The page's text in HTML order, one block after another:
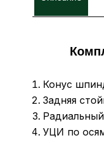
Конус
Задняя
УЦИ по